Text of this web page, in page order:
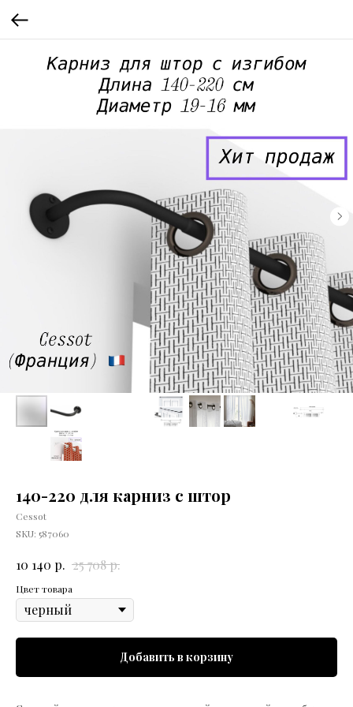
140-220 для карниз с штор
Cessot
SKU: 587060
10 140 р. 25 708р.
Цвет товара
Добавить в корзину